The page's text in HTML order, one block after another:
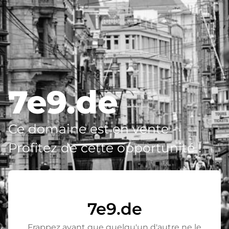
7e9.de
Ce domaine est en vente -
Profitez de cette opportunité !
7e9.de
Frappez avant que quelqu'un d'autre ne le